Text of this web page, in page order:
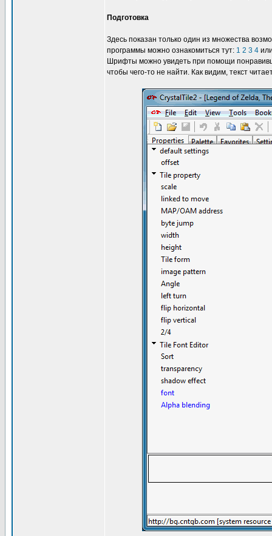
Подготовка
Здесь показан только один из множества
программы можно ознакомиться тут: 1 2 3 4
Шрифты можно увидеть при помощи
чтобы чего-то не найти. Как видим, текст